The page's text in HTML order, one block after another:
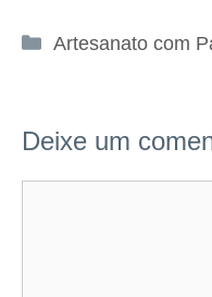
Categorias
Artesanato com
Deixe um